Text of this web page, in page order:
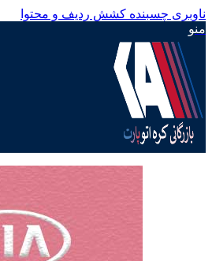
ناوبری چسبنده کشش ردیف و محتوا
منو